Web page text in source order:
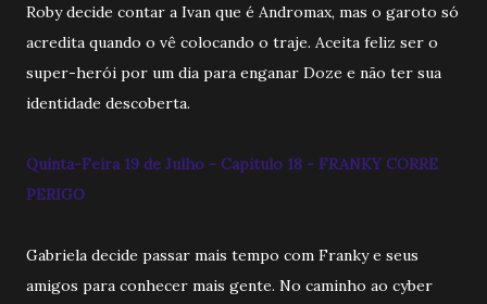
Roby decide contar a Ivan que é Andromax, mas o garoto só
acredita quando o vê colocando o traje. Aceita feliz ser o
super-herói por um dia para enganar Doze e não ter sua
identidade descoberta.
Quinta-Feira 19 de Julho - Capitulo 18 - FRANKY CORRE
PERIGO
Gabriela decide passar mais tempo com Franky e seus
amigos para conhecer mais gente. No caminho ao cyber